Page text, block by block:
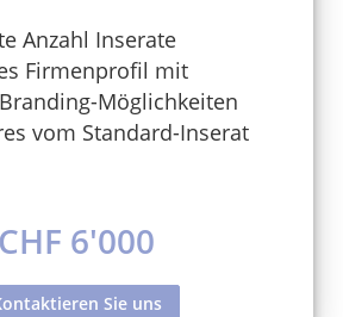
Anzahl Inserate
Firmenprofil mit
Möglichkeiten
vom Standard-Inserat
CHF 6'000
Sie uns